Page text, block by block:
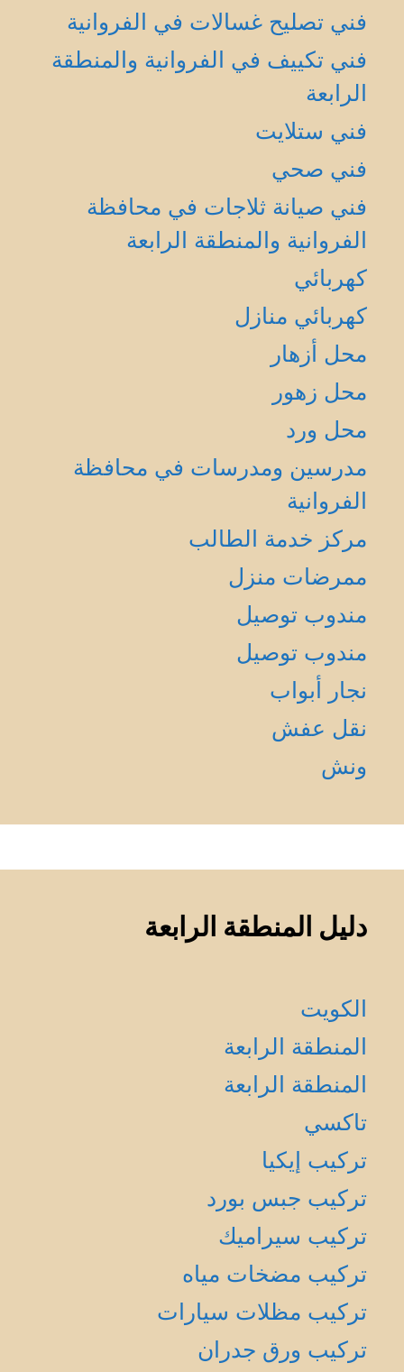
فني تصليح غسالات في الفروانية
فني تكييف في الفروانية والمنطقة
الرابعة
فني ستلايت
فني صحي
فني صيانة ثلاجات في محافظة
الفروانية والمنطقة الرابعة
كهربائي
كهربائي منازل
محل أزهار
محل زهور
محل ورد
مدرسين ومدرسات في محافظة
الفروانية
مركز خدمة الطالب
ممرضات منزل
مندوب توصيل
مندوب توصيل
نجار أبواب
نقل عفش
ونش
دليل المنطقة الرابعة
الكويت
المنطقة الرابعة
المنطقة الرابعة
تاكسي
تركيب إيكيا
تركيب جبس بورد
تركيب سيراميك
تركيب مضخات مياه
تركيب مظلات سيارات
تركيب ورق جدران